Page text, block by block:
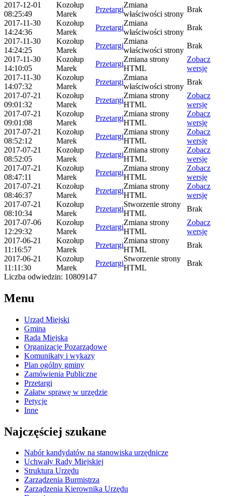
2017-12-01
08:25:49
Kozołup
Marek
Przetargi
Zmiana
właściwości strony
Brak
2017-11-30
14:24:36
Kozołup
Marek
Przetargi
Zmiana
właściwości strony
Brak
2017-11-30
14:24:25
Kozołup
Marek
Przetargi
Zmiana
właściwości strony
Brak
2017-11-30
14:10:05
Kozołup
Marek
Przetargi
Zmiana strony
HTML
Zobacz
wersję
2017-11-30
14:07:32
Kozołup
Marek
Przetargi
Zmiana
właściwości strony
Brak
2017-07-21
09:01:32
Kozołup
Marek
Przetargi
Zmiana strony
HTML
Zobacz
wersję
2017-07-21
09:01:08
Kozołup
Marek
Przetargi
Zmiana strony
HTML
Zobacz
wersję
2017-07-21
08:52:12
Kozołup
Marek
Przetargi
Zmiana strony
HTML
Zobacz
wersję
2017-07-21
08:52:05
Kozołup
Marek
Przetargi
Zmiana strony
HTML
Zobacz
wersję
2017-07-21
08:47:11
Kozołup
Marek
Przetargi
Zmiana strony
HTML
Zobacz
wersję
2017-07-21
08:46:37
Kozołup
Marek
Przetargi
Zmiana strony
HTML
Zobacz
wersję
2017-07-21
08:10:34
Kozołup
Marek
Przetargi
Stworzenie strony
HTML
Brak
2017-07-06
12:29:32
Kozołup
Marek
Przetargi
Zmiana strony
HTML
Zobacz
wersję
2017-06-21
11:16:57
Kozołup
Marek
Przetargi
Zmiana strony
HTML
Brak
2017-06-21
11:11:30
Kozołup
Marek
Przetargi
Stworzenie strony
HTML
Brak
Liczba odwiedzin: 10809147
Menu
Urząd Miejski
Gmina
Rada Miejska
Organizacje Pozarządowe
Komunikaty i wykazy
Plan ogólny gminy
Zamówienia Publiczne
Przetargi
Załatw sprawę w urzędzie
Petycje
Inne
Najczęściej szukane
Nabór kandydatów na stanowiska urzędnicze
Uchwały Rady Miejskiej
Struktura Urzędu
Zarządzenia Burmistrza
Zarządzenia Kierownika Urzędu